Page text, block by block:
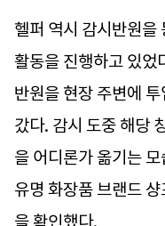
헬퍼 역시 감시반원을
활동을 진행하고 있었
반원을 현장 주변에
갔다. 감시 도중 해당
을 어디론가 옮기는
유명 화장품 브랜드
을 확인했다.